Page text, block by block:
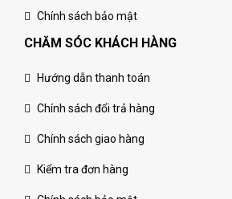
Chính sách bảo mật
CHĂM SÓC KHÁCH HÀNG
Hướng dẫn thanh toán
Chính sách đổi trả hàng
Chính sách giao hàng
Kiểm tra đơn hàng